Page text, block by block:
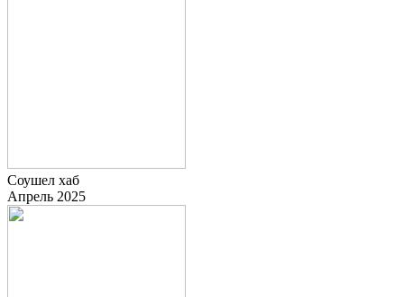
Соушел хаб
Апрель 2025